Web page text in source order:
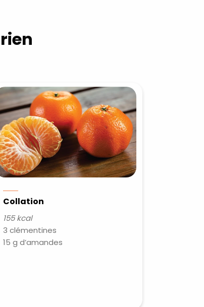
Collation
155 kcal
3 clémentines
15 g d’amandes
×